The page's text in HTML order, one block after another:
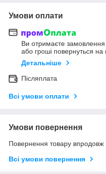
Умови оплати
Ви отримаєте замовлення
або гроші повернуться на
Детальніше
Післяплата
Всі умови оплати
Умови повернення
Повернення товару впродовж
Всі умови повернення